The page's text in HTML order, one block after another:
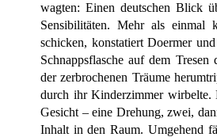
wagten: Einen deutschen Blick
Sensibilitäten. Mehr als
schicken, konstatiert Doermer
Schnappsflasche auf dem
der zerbrochenen Träume
durch ihr Kinderzimmer wirbelte.
Gesicht – eine Drehung, zwei,
Inhalt in den Raum. Umgehend